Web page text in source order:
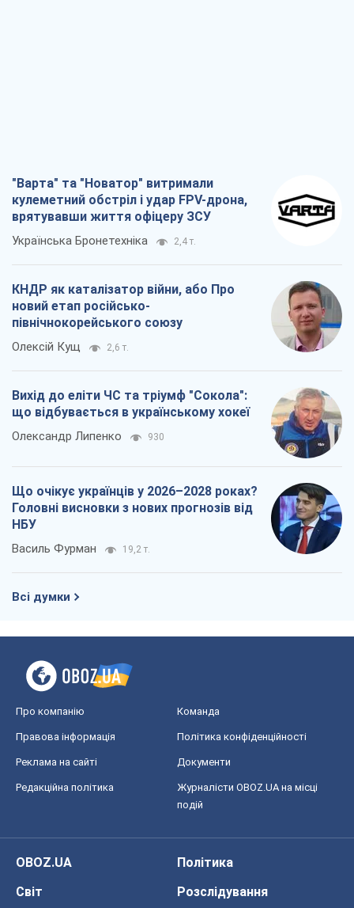
"Варта" та "Новатор" витримали
кулеметний обстріл і удар FPV-дрона,
врятувавши життя офіцеру ЗСУ
Українська Бронетехніка 2,4 т.
КНДР як каталізатор війни, або Про
новий етап російсько-
північнокорейського союзу
Олексій Кущ 2,6 т.
Вихід до еліти ЧС та тріумф "Сокола":
що відбувається в українському хокеї
Олександр Липенко 930
Що очікує українців у 2026–2028 роках?
Головні висновки з нових прогнозів від
НБУ
Василь Фурман 19,2 т.
Всі думки
Про компанію Команда
Правова інформація Політика конфіденційності
Реклама на сайті Документи
Редакційна політика
Журналісти OBOZ.UA на місці
подій
OBOZ.UA
Політика
Світ
Розслідування